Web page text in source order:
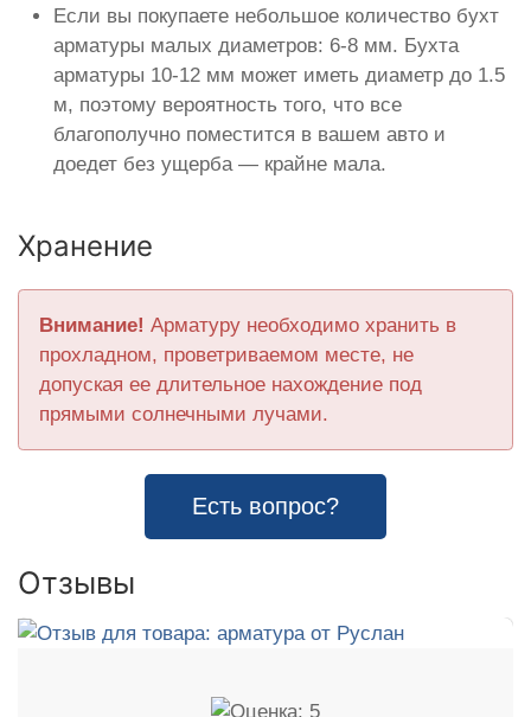
Если вы покупаете небольшое количество бухт
арматуры малых диаметров: 6-8 мм. Бухта
арматуры 10-12 мм может иметь диаметр до 1.5
м, поэтому вероятность того, что все
благополучно поместится в вашем авто и
доедет без ущерба — крайне мала.
Хранение
Внимание! Арматуру необходимо хранить в
прохладном, проветриваемом месте, не
допуская ее длительное нахождение под
прямыми солнечными лучами.
Есть вопрос?
Отзывы